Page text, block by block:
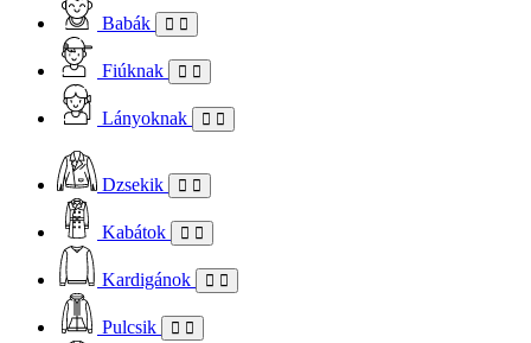
Babák
Fiúknak
Lányoknak
Dzsekik
Kabátok
Kardigánok
Pulcsik